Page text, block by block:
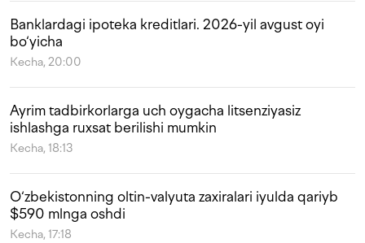
Banklardagi ipoteka kreditlari. 2026-yil avgust oyi
bo‘yicha
Kecha, 20:00
Ayrim tadbirkorlarga uch oygacha litsenziyasiz
ishlashga ruxsat berilishi mumkin
Kecha, 18:13
O‘zbekistonning oltin-valyuta zaxiralari iyulda qariyb
$590 mlnga oshdi
Kecha, 17:18